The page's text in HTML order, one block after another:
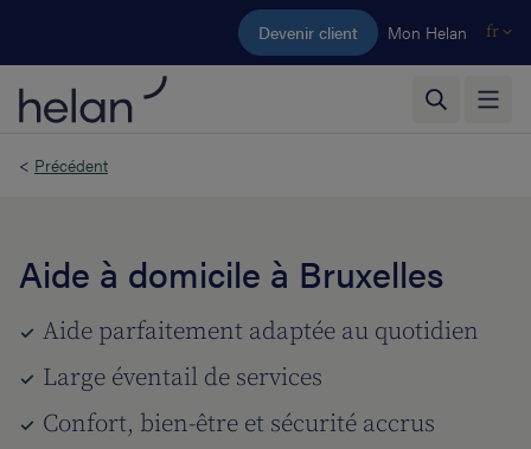
Aller au contenu principal
Devenir client Mon Helan fr
< Précédent
Aide à domicile à Bruxelles
Aide parfaitement adaptée au quotidien
Large éventail de services
Confort, bien-être et sécurité accrus